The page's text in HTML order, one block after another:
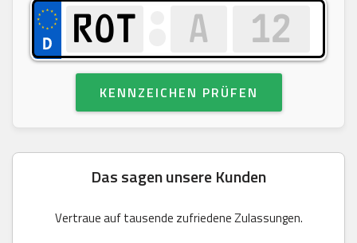
KENNZEICHEN PRÜFEN
Das sagen unsere Kunden
Vertraue auf tausende zufriedene Zulassungen.